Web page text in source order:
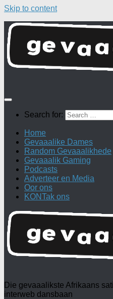
Skip to content
Search for:
Home
Gevaaalike Dames
Random Gevaaalikhede
Gevaaalik Gaming
Podcasts
Adverteer en Media
Oor ons
KONTak ons
Die gevaaalikste Afrikaans
interweb dansbaan